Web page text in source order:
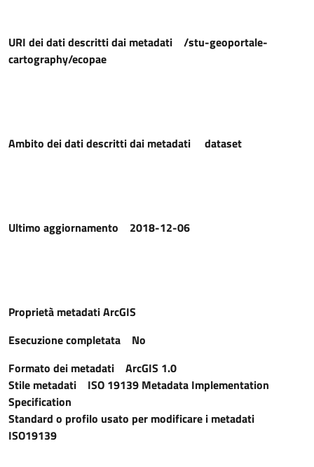
URI dei dati descritti dai metadati /stu-geoportale-
cartography/ecopae
Ambito dei dati descritti dai metadati dataset
Ultimo aggiornamento 2018-12-06
Proprietà metadati ArcGIS
Esecuzione completata No
Formato dei metadati ArcGIS 1.0
Stile metadati ISO 19139 Metadata Implementation
Specification
Standard o profilo usato per modificare i metadati
ISO19139